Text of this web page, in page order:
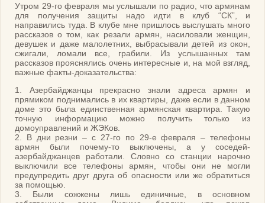
Утром 29-го февраля мы услышали по радио, что армянам
для получения защиты надо идти в клуб “СК”, и
направились туда. В клубе мне пришлось выслушать много
рассказов о том, как резали армян, насиловали женщин,
девушек и даже малолетних, выбрасывали детей из окон,
сжигали, ломали все, грабили. Из услышанных там
рассказов прояснялись очень интересные и, на мой взгляд,
важные факты-доказательства:
1. Азербайджанцы прекрасно знали адреса армян и
прямиком поднимались в их квартиры, даже если в данном
доме это была единственная армянская квартира. Такую
точную информацию можно получить только из
домоуправлений и ЖЭКов.
2. В дни резни – с 27-го по 29-е февраля – телефоны
армян были почему-то выключены, а у соседей-
азербайджанцев работали. Словно со станции нарочно
выключили все телефоны армян, чтобы они не могли
предупредить друг друга об опасности или же обратиться
за помощью.
3. Были сожжены лишь единичные, в основном